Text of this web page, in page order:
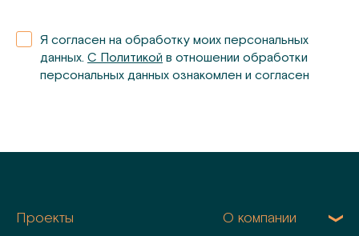
Я согласен на обработку моих персональных
данных. С Политикой в отношении обработки
персональных данных ознакомлен и согласен
Проекты
О компании